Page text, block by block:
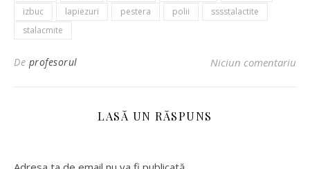
izbuc
lapiezuri pestera polii
sssstalactite
stalacmite
De profesorul Niciun comentariu
LASĂ UN RĂSPUNS